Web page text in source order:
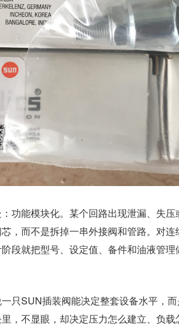
功能模块化。某个回路出现泄漏、失
，而不是拆掉一串外接阀和管路。对
段就把型号、设定值、备件和油液管
只SUN插装阀能决定整套设备水平，
，不显眼，却决定压力怎么建立、负